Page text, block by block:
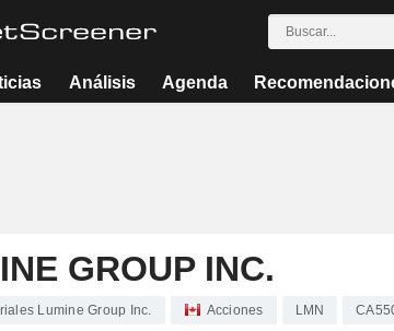
Análisis Agenda
GROUP INC.
Lumine Group Inc. Acciones LMN